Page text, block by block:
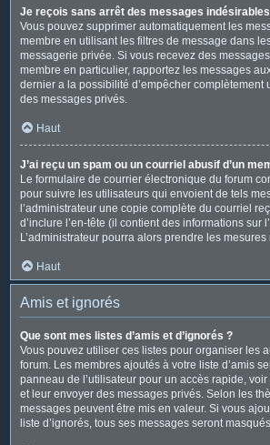
Je reçois sans arrêt des messages
Vous pouvez supprimer automatiquement les
membre en utilisant les filtres de message dans
messagerie privée. Si vous recevez des
membre en particulier, rapportez les messages
dernier a la possibilité d’empêcher complètement
des messages privés.
Haut
J’ai reçu un spam ou un courriel abusif d’un
Le formulaire de courrier électronique du forum
pour suivre les utilisateurs qui envoient de tels
l’administrateur une copie complète du courriel
d’inclure l’en-tête (il contient des informations sur
L’administrateur pourra alors prendre les
Haut
Amis et ignorés
Que sont mes listes d’amis et d’ignorés ?
Vous pouvez utiliser ces listes pour organiser les
forum. Les membres ajoutés à votre liste d’amis
panneau de l’utilisateur pour un accès rapide,
et leur envoyer des messages privés. Selon les
messages peuvent être mis en valeur. Si vous
liste d’ignorés, tous ses messages seront